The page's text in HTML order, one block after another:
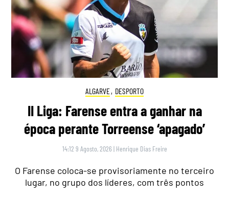
ALGARVE, DESPORTO
II Liga: Farense entra a ganhar na
época perante Torreense ‘apagado’
14:12 9 Agosto, 2026 | Henrique Dias Freire
O Farense coloca-se provisoriamente no terceiro
lugar, no grupo dos líderes, com três pontos